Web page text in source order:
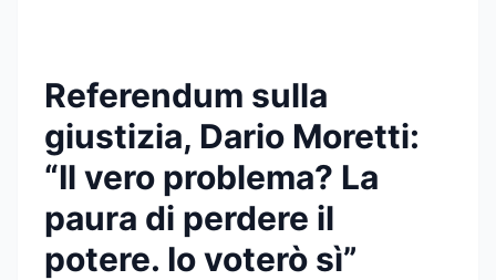
Referendum sulla
giustizia, Dario Moretti:
“Il vero problema? La
paura di perdere il
potere. Io voterò sì”